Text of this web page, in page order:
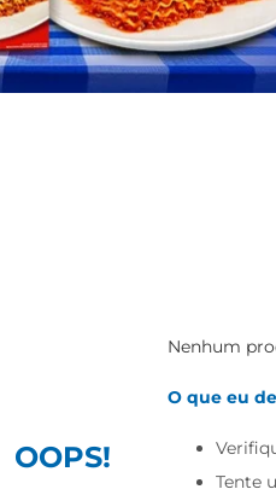
OOPS!
Nenhum
O que eu
Tente